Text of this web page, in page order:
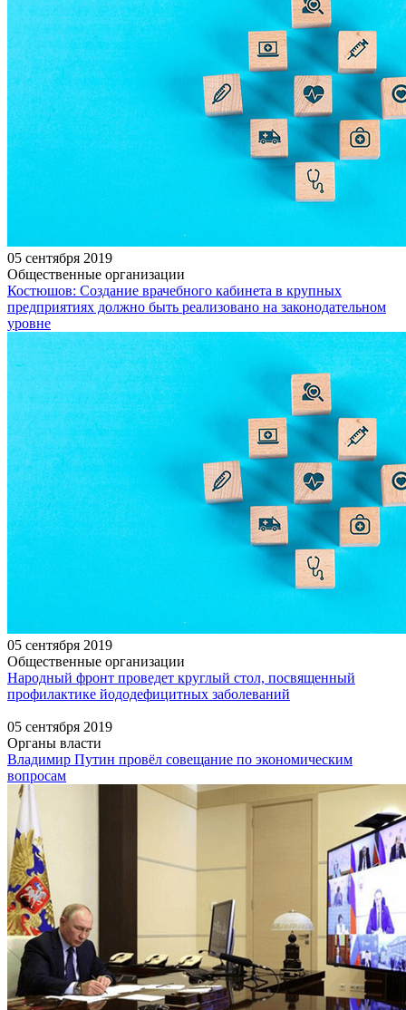
05 сентября 2019
Общественные организации
Костюшов: Создание врачебного кабинета в крупных
предприятиях должно быть реализовано на законодательном
уровне
05 сентября 2019
Общественные организации
Народный фронт проведет круглый стол, посвященный
профилактике йододефицитных заболеваний
05 сентября 2019
Органы власти
Владимир Путин провёл совещание по экономическим
вопросам